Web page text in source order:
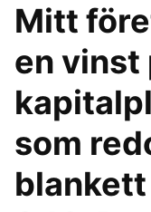
Mitt
en vinst
som
blankett